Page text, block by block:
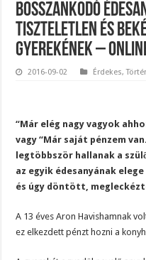
Bosszankodó
tiszteletlen és
gyerekének –
2016-09-02 Érdekes,
“Már elég nagy vagyok
vagy “Már saját pénzem
legtöbbször hallanak a
az egyik édesanyának
és úgy döntött,
A 13 éves Aron Havishamnak
ez elkezdett pénzt hozni a